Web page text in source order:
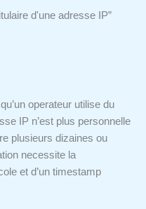
d'une adresse IP”
operateur utilise du
IP n’est plus personnelle
plusieurs dizaines ou
necessite la
et d’un timestamp